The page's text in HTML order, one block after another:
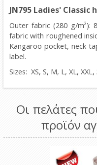
JN795 Ladies' Classic
Outer fabric (280 g/m²):
fabric with roughened
Kangaroo pocket, neck
label.
Sizes: XS, S, M, L, XL, XXL,
Οι πελάτες
προϊόν